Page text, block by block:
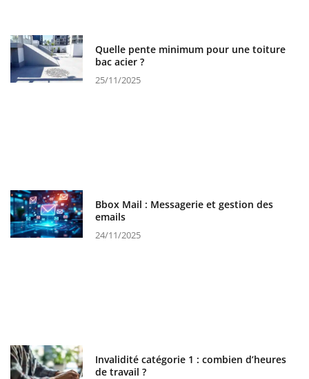
Quelle pente minimum pour une toiture
bac acier ?
25/11/2025
Bbox Mail : Messagerie et gestion des
emails
24/11/2025
Invalidité catégorie 1 : combien d’heures
de travail ?